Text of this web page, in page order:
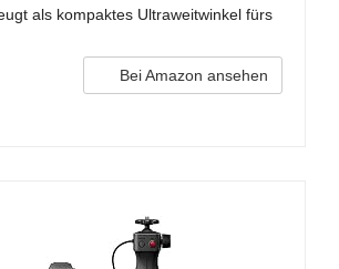
als kompaktes Ultraweitwinkel fürs
Bei Amazon ansehen